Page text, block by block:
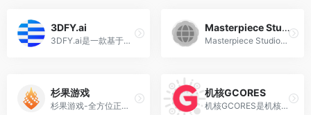
‌3DFY.ai
‌3DFY.ai是一款基于人工智能的3D模型生成工具，用户可以通过自然语言文本创建高质量的3D模型。‌ 该平台支持细致化的文本描述，用户可以根据需要选择不同的种子数量，数量越多生成模型的质量越好。目前，3DFY.ai处于开放测试阶段，并提供免费试用‌。
Masterpiece Studio‌
‌Masterpiece Studio‌是一款专为独立创作者设计的3D创意套件，利用生成式人工智能技术，实现了轻松生成、编辑和发布3D作品的功能。它适用于各种3D创作需求，包括建模、贴图、动画等，并且支持交互式编辑和导出到多种平台展示‌。
杉果游戏
杉果游戏-全方位正版游戏服务平台，提供正版低价游戏激活码，游戏预售、游戏促销折扣、免费游戏、游戏周边等游戏激活及周边购买服务，还有好玩的游戏推荐、游戏评测、游戏新闻资讯、游戏攻略、玩家交流等应有尽有，是正版玩家的专业信赖平台
机核GCORES
机核GCORES是机核团队推出的次世代游戏文化社区，专注于游戏评测、开发纪实及文化探索，通过视频、访谈、体验等形式深度剖析游戏叙事与美术设计，结合科学、历史、二次元等跨领域内容，挖掘游戏背后的文化价值。